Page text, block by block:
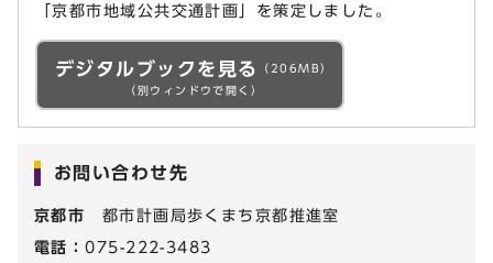
「京都市地域公共交通計画」を策定しました。
デジタルブックを見る
（206MB）
（別ウィンドウで開く）
お問い合わせ先
京都市 都市計画局歩くまち京都推進室
電話：075-222-3483